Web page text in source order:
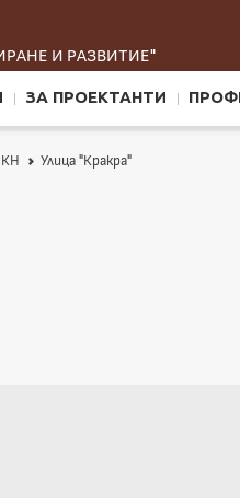
И РАЗВИТИЕ"
ЗА ПРОЕКТАНТИ
Улица "Кракра"